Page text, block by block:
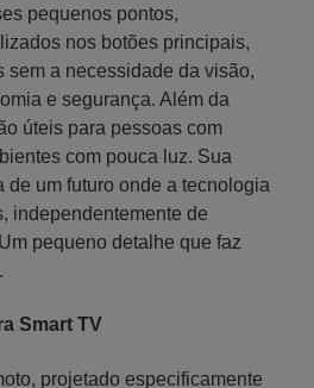
pequenos pontos,
nos botões principais,
sem a necessidade da visão,
e segurança. Além da
úteis para pessoas com
com pouca luz. Sua
de um futuro onde a tecnologia
independentemente de
pequeno detalhe que faz
Smart TV
projetado especificamente